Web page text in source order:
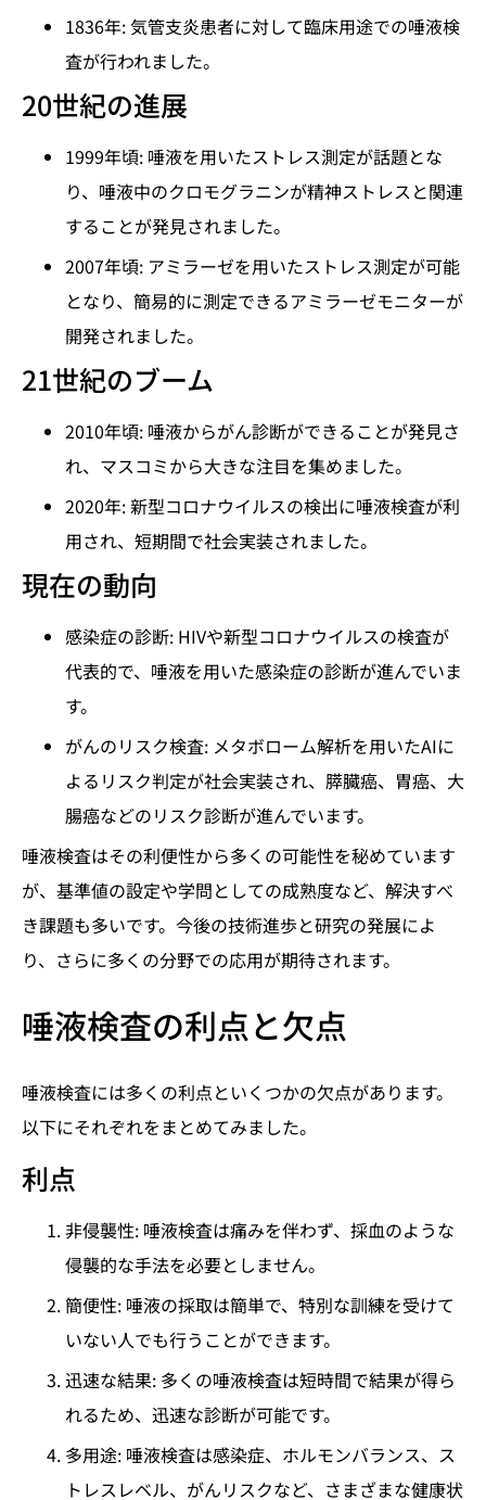
1836年: 気管支炎患者に対して臨床用途での唾液検
査が行われました。
20世紀の進展
1999年頃: 唾液を用いたストレス測定が話題とな
り、唾液中のクロモグラニンが精神ストレスと関連
することが発見されました。
2007年頃: アミラーゼを用いたストレス測定が可能
となり、簡易的に測定できるアミラーゼモニターが
開発されました。
21世紀のブーム
2010年頃: 唾液からがん診断ができることが発見さ
れ、マスコミから大きな注目を集めました。
2020年: 新型コロナウイルスの検出に唾液検査が利
用され、短期間で社会実装されました。
現在の動向
感染症の診断: HIVや新型コロナウイルスの検査が
代表的で、唾液を用いた感染症の診断が進んでいま
す。
がんのリスク検査: メタボローム解析を用いたAIに
よるリスク判定が社会実装され、膵臓癌、胃癌、大
腸癌などのリスク診断が進んでいます。
唾液検査はその利便性から多くの可能性を秘めています
が、基準値の設定や学問としての成熟度など、解決すべ
き課題も多いです。今後の技術進歩と研究の発展によ
り、さらに多くの分野での応用が期待されます。
唾液検査の利点と欠点
唾液検査には多くの利点といくつかの欠点があります。
以下にそれぞれをまとめてみました。
利点
非侵襲性: 唾液検査は痛みを伴わず、採血のような
侵襲的な手法を必要としません。
簡便性: 唾液の採取は簡単で、特別な訓練を受けて
いない人でも行うことができます。
迅速な結果: 多くの唾液検査は短時間で結果が得ら
れるため、迅速な診断が可能です。
多用途: 唾液検査は感染症、ホルモンバランス、ス
トレスレベル、がんリスクなど、さまざまな健康状